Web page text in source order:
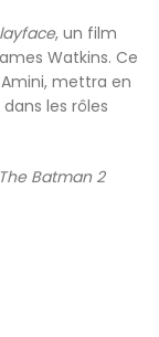
, un film
Watkins. Ce
mettra en
les rôles
The Batman 2